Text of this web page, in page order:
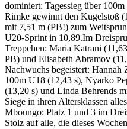
dominiert: Tagessieg über
Rimke gewinnt den Kugelstoß
mit 7,51 m (PB!) zum
U20-Sprint in 10,89.Im
Treppchen: Maria Katrani
PB) und Elisabeth Abramov
Nachwuchs begeistert: Hannah
100m U18 (12,43 s), Nyarko
(13,20 s) und Linda Behrends
Siege in ihren Altersklassen
Mboungo: Platz 1 und 3 im
Stolz auf alle, die dieses